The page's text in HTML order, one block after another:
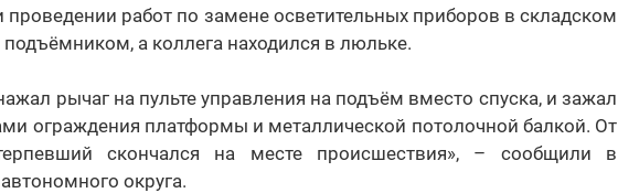
проведении работ по замене осветительных приборов в складском
а коллега находился в люльке.
рычаг на пульте управления на подъём вместо спуска, и зажал
ограждения платформы и металлической потолочной балкой. От
скончался на месте происшествия», – сообщили в
округа.